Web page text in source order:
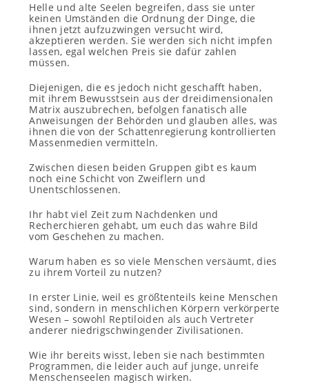
Helle und alte Seelen begreifen, dass sie unter
keinen Umständen die Ordnung der Dinge, die
ihnen jetzt aufzuzwingen versucht wird,
akzeptieren werden. Sie werden sich nicht impfen
lassen, egal welchen Preis sie dafür zahlen
müssen.
Diejenigen, die es jedoch nicht geschafft haben,
mit ihrem Bewusstsein aus der dreidimensionalen
Matrix auszubrechen, befolgen fanatisch alle
Anweisungen der Behörden und glauben alles, was
ihnen die von der Schattenregierung kontrollierten
Massenmedien vermitteln.
Zwischen diesen beiden Gruppen gibt es kaum
noch eine Schicht von Zweiflern und
Unentschlossenen.
Ihr habt viel Zeit zum Nachdenken und
Recherchieren gehabt, um euch das wahre Bild
vom Geschehen zu machen.
Warum haben es so viele Menschen versäumt, dies
zu ihrem Vorteil zu nutzen?
In erster Linie, weil es größtenteils keine Menschen
sind, sondern in menschlichen Körpern verkörperte
Wesen – sowohl Reptiloiden als auch Vertreter
anderer niedrigschwingender Zivilisationen.
Wie ihr bereits wisst, leben sie nach bestimmten
Programmen, die leider auch auf junge, unreife
Menschenseelen magisch wirken.